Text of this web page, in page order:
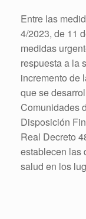
Entre las
4/2023, de 11
medidas
respuesta a la
incremento de
que se
Comunidades
Disposición
Real Decreto
establecen las
salud en los